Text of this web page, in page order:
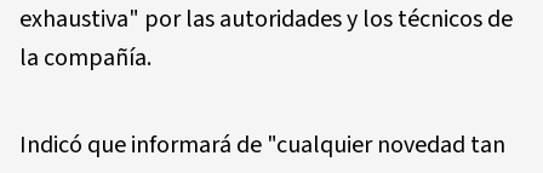
exhaustiva" por las autoridades y los técnicos de
la compañía.
Indicó que informará de "cualquier novedad tan